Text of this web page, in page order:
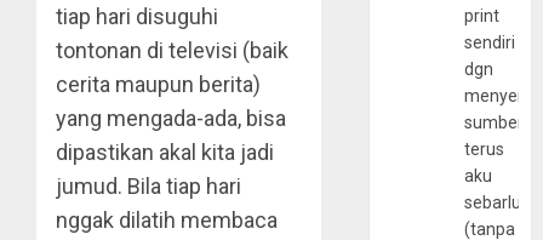
tiap hari disuguhi
tontonan di televisi (baik
cerita maupun berita)
yang mengada-ada, bisa
dipastikan akal kita jadi
jumud. Bila tiap hari
nggak dilatih membaca
print
sendiri
dgn
sumber
terus
aku
(tanpa